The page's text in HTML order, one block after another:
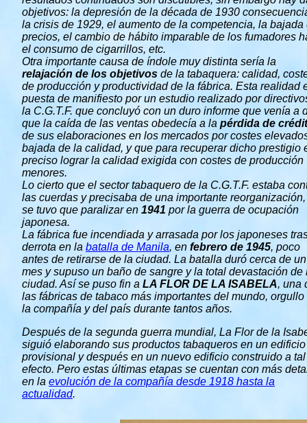
objetivos: la depresión de la década de 1930
la crisis de 1929, el aumento de la competencia, la bajada
precios, el cambio de hábito imparable de los fumadores
el consumo de cigarrillos, etc.
Otra importante causa de índole muy distinta sería la
relajación de los objetivos de la tabaquera: calidad,
de producción y productividad de la fábrica. Esta realidad
puesta de manifiesto por un estudio realizado por
la C.G.T.F. que concluyó con un duro informe que venía a
que la caída de las ventas obedecía a la pérdida de
de sus elaboraciones en los mercados por costes
bajada de la calidad, y que para recuperar dicho prestigio
preciso lograr la calidad exigida con costes de producción
menores.
Lo cierto que el sector tabaquero de la C.G.T.F. estaba
las cuerdas y precisaba de una importante
se tuvo que paralizar en 1941 por la guerra de ocupación
japonesa.
La fábrica fue incendiada y arrasada por los japoneses
derrota en la batalla de Manila, en febrero de 1945, poco
antes de retirarse de la ciudad. La batalla duró cerca de un
mes y supuso un baño de sangre y la total devastación de
ciudad. Así se puso fin a LA FLOR DE LA ISABELA, una
las fábricas de tabaco más importantes del mundo, orgullo
la compañía y del país durante tantos años.
Después de la segunda guerra mundial, La Flor de la
siguió elaborando sus productos tabaqueros en un edificio
provisional y después en un nuevo edificio construido a tal
efecto. Pero estas últimas etapas se cuentan con más
en la evolución de la compañía desde 1918 hasta la
actualidad.